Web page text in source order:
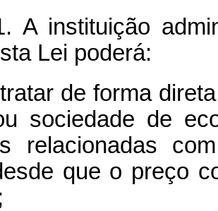
A instituição
Lei poderá:
de forma
sociedade de
relacionadas
que o preço